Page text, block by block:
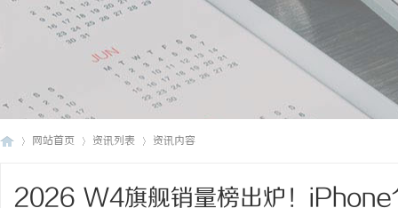
网站首页 资讯列表 资讯内容
2026 W4旗舰销量榜出炉！